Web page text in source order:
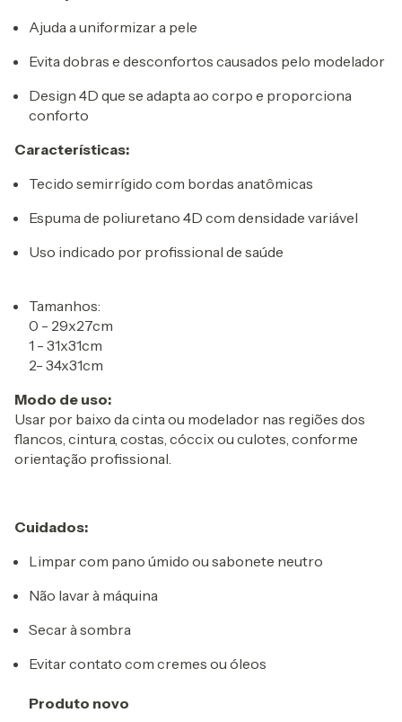
Ajuda a uniformizar a pele
Evita dobras e desconfortos causados pelo modelador
Design 4D que se adapta ao corpo e proporciona
conforto
Características:
Tecido semirrígido com bordas anatômicas
Espuma de poliuretano 4D com densidade variável
Uso indicado por profissional de saúde
Tamanhos:
0 - 29x27cm
1 - 31x31cm
2- 34x31cm
Modo de uso:
Usar por baixo da cinta ou modelador nas regiões dos
flancos, cintura, costas, cóccix ou culotes, conforme
orientação profissional.
Cuidados:
Limpar com pano úmido ou sabonete neutro
Não lavar à máquina
Secar à sombra
Evitar contato com cremes ou óleos
Produto novo